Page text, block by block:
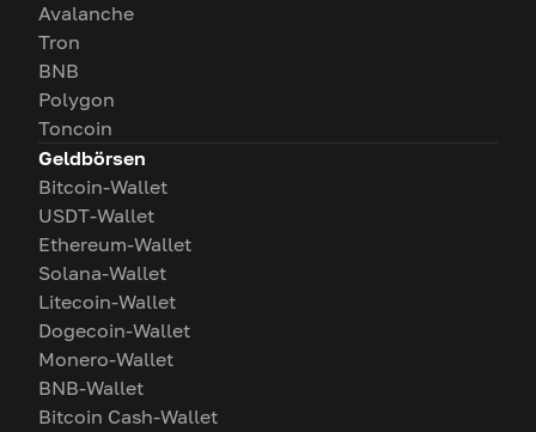
Avalanche
Tron
BNB
Polygon
Toncoin
Geldbörsen
Bitcoin-Wallet
USDT-Wallet
Ethereum-Wallet
Solana-Wallet
Litecoin-Wallet
Dogecoin-Wallet
Monero-Wallet
BNB-Wallet
Bitcoin Cash-Wallet